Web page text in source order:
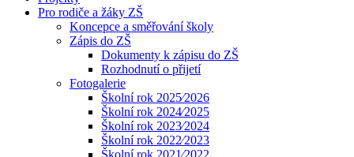
Pro rodiče a žáky ZŠ
Koncepce a směřování školy
Zápis do ZŠ
Dokumenty k zápisu do ZŠ
Rozhodnutí o přijetí
Fotogalerie
Školní rok 2025⁄2026
Školní rok 2024⁄2025
Školní rok 2023⁄2024
Školní rok 2022⁄2023
Školní rok 2021⁄2022